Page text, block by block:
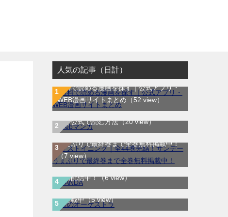
人気の記事（日計）
無料で読める漫画を探す｜公式アプリ・
WEB漫画サイトまとめ （52 view）
WEB漫画サイト一覧｜ブラウザで無料漫
画を公式で読む方法（20 view）
ラストイニング｜全44巻完結！サンデー
うぇぶりで最終巻まで全巻無料掲載中！
（7 view）
SANDA｜最新刊第3巻！マンガBANGで
無料配信中！（6 view）
青のオーケストラ｜マンガワンで全話無
料連載中（5 view）